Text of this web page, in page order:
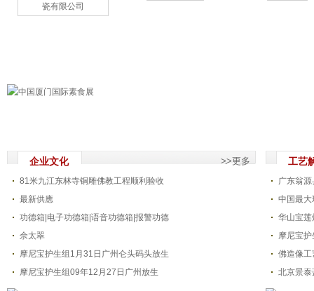
企业文化 >>更多
81米九江东林寺铜雕佛教工程顺利验收
最新供應
功德箱|电子功德箱|语音功德箱|报警功德
佘太翠
摩尼宝护生组1月31日广州仑头码头放生
摩尼宝护生组09年12月27日广州放生
工艺
广东翁
中国最
华山宝
摩尼宝
佛造像工
北京景泰